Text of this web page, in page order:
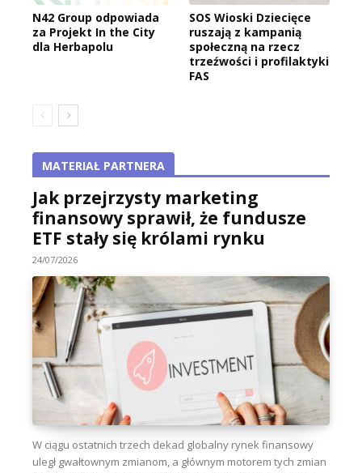
N42 Group odpowiada
za Projekt In the City
dla Herbapolu
SOS Wioski Dziecięce
ruszają z kampanią
społeczną na rzecz
trzeźwości i profilaktyki
FAS
MATERIAŁ PARTNERA
Jak przejrzysty marketing
finansowy sprawił, że fundusze
ETF stały się królami rynku
24/07/2026
W ciągu ostatnich trzech dekad globalny rynek finansowy
uległ gwałtownym zmianom, a głównym motorem tych zmian